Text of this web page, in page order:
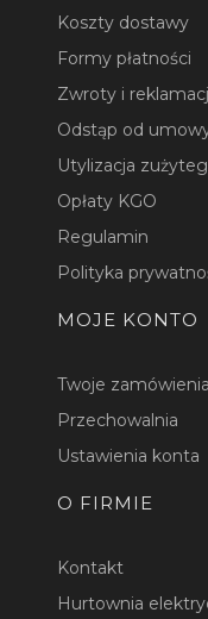
Koszty dostawy
Formy płatności
Zwroty i
Odstąp od
Utylizacja
Opłaty KGO
Regulamin
Polityka
MOJE KONTO
Twoje zamówienia
Przechowalnia
Ustawienia konta
O FIRMIE
Kontakt
Hurtownia